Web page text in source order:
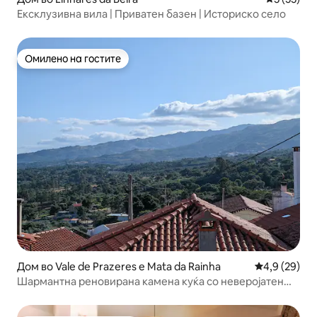
Ексклузивна вила | Приватен базен | Историско село
Омилено на гостите
Омилено на гостите
Дом во Vale de Prazeres e Mata da Rainha Просечна
4,9 (29)
Шармантна реновирана камена куќа со неверојатен